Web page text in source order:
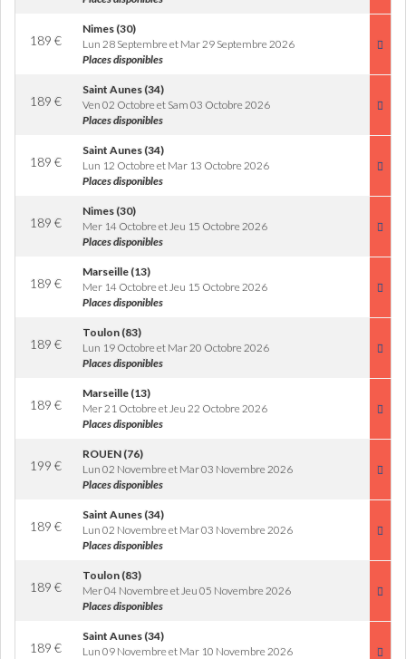
189 €
Nimes (30)
Lun 28 Septembre et Mar 29 Septembre 2026
Places disponibles
189 €
Saint Aunes (34)
Ven 02 Octobre et Sam 03 Octobre 2026
Places disponibles
189 €
Saint Aunes (34)
Lun 12 Octobre et Mar 13 Octobre 2026
Places disponibles
189 €
Nimes (30)
Mer 14 Octobre et Jeu 15 Octobre 2026
Places disponibles
189 €
Marseille (13)
Mer 14 Octobre et Jeu 15 Octobre 2026
Places disponibles
189 €
Toulon (83)
Lun 19 Octobre et Mar 20 Octobre 2026
Places disponibles
189 €
Marseille (13)
Mer 21 Octobre et Jeu 22 Octobre 2026
Places disponibles
199 €
ROUEN (76)
Lun 02 Novembre et Mar 03 Novembre 2026
Places disponibles
189 €
Saint Aunes (34)
Lun 02 Novembre et Mar 03 Novembre 2026
Places disponibles
189 €
Toulon (83)
Mer 04 Novembre et Jeu 05 Novembre 2026
Places disponibles
189 €
Saint Aunes (34)
Lun 09 Novembre et Mar 10 Novembre 2026